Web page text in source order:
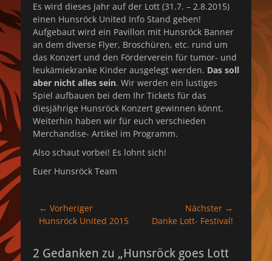
Es wird dieses Jahr auf der Lott (31.7. – 2.8.2015)
einen Hunsröck United Info Stand geben!
Aufgebaut wird ein Pavillon mit Hunsröck Banner
an dem diverse Flyer, Broschüren, etc. rund um
das Konzert und den Förderverein für tumor- und
leukämiekranke Kinder ausgelegt werden. Das soll
aber nicht alles sein. Wir werden ein lustiges
Spiel aufbauen bei dem Ihr Tickets für das
diesjährige Hunsröck Konzert gewinnen könnt.
Weiterhin haben wir für euch verschieden
Merchandise- Artikel im Programm.
Also schaut vorbei! Es lohnt sich!
Euer Hunsröck Team
Beitragsnavigation
← Vorheriger
Vorheriger
Hunsröck United 2015
Nächster →
Nächster
Danke Lott- Festival!
2 Gedanken zu „Hunsröck goes Lott